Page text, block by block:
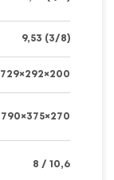
9,53 (3/8)
729×292×200
790×375×270
8 / 10,6